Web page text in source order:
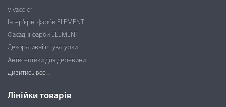
Vivacolor
Інтер'єрні фарби ELEMENT
Фасадні фарби ELEMENT
Декоративні штукатурки
Антисептики для деревини
Дивитись все ...
Лінійки товарів